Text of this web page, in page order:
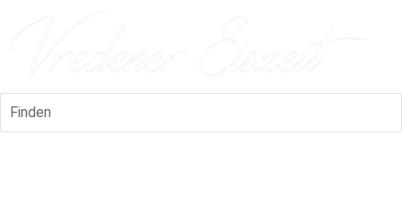
Finden